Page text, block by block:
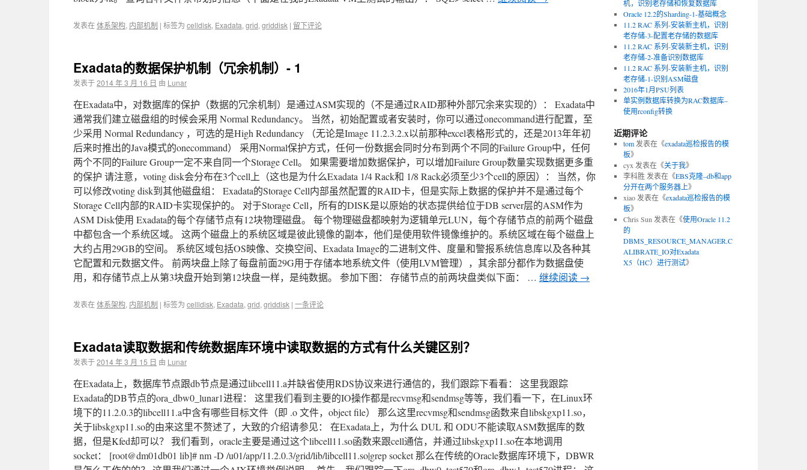
发表在体系架构, 内部机制 | 标签为 celldisk, Exadata, grid, griddisk | 留下评论
Exadata的数据保护机制（冗余机制）- 1
发表于2014 年 3 月 16 日 由 Lunar
在Exadata中，对数据库的保护（数据的冗余机制）是通过ASM实现的（不是通过RAID那种外部冗余来实现的）： Exadata中
通常我们建立磁盘组的时候会采用 Normal Redundancy。 当然，初始配置或者安装时，你可以通过onecommand进行配置，至
少采用 Normal Redundancy ，可选的是High Redundancy （无论是Image 11.2.3.2.x以前那种excel表格形式的，还是2013年年初
后来时推出的Java模式的onecommand） 采用Normal保护方式，任何一份数据会同时分布到两个不同的Failure Group中，任何
两个不同的Failure Group一定不来自同一个Storage Cell。 如果需要增加数据保护，可以增加Failure Group数量实现数据更多重
的保护 请注意，voting disk会分布在3个cell上（这也是为什么Exadata 1/4 Rack和 1/8 Rack必须至少3个cell的原因）： 当然，你
可以修改voting disk到其他磁盘组： Exadata的Storage Cell内部虽然配置的RAID卡，但是实际上数据的保护并不是通过每个
Storage Cell内部的RAID卡实现保护的。 对于Storage Cell，所有的DISK是以原始的状态提供给位于DB server层的ASM作为
ASM Disk使用 Exadata的每个存储节点有12块物理磁盘。 每个物理磁盘都映射为逻辑单元LUN，每个存储节点的前两个磁盘
中都包含一个系统区域。 这两个磁盘上的系统区域是彼此镜像的副本，他们是使用软件镜像维护的。系统区域在每个磁盘上
大约占用29GB的空间。 系统区域包括OS映像、交换空间、Exadata Image的二进制文件、度量和警报系统信息库以及各种其
它配置和元数据文件。 前两块盘上除了每盘前面29G用于存储本地系统文件（使用LVM管理），其余部分都作为数据盘使
用，和存储节点上从第3块盘开始到第12块盘一样，是纯数据。 参加下图： 存储节点的前两块盘类似下面： … 继续阅读 →
发表在体系架构, 内部机制 | 标签为 cellldisk, Exadata, grid, griddisk | 一条评论
Exadata读取数据和传统数据库环境中读取数据的方式有什么关键区别？
发表于2014 年 3 月 15 日 由 Lunar
在Exadata上，数据库节点跟db节点是通过libcell11.a并缺省使用RDS协议来进行通信的，我们跟踪下看看： 这里我跟踪
Exadata的DB节点的ora_dbw0_lunar1进程： 这里我们看到主要的IO操作都是recvmsg和sendmsg等等，我们看一下，在Linux环
境下的11.2.0.3的libcell11.a中含有哪些目标文件（即 .o 文件，object file） 那么这里recvmsg和sendmsg函数来自libskgxp11.so，
关于libskgxp11.so的由来这里不赘述了，大致的介绍请参见： 在Exadata上，为什么 DUL 和 ODU不能读取ASM数据库的数
据，但是Kfed却可以？ 我们看到，oracle主要是通过这个libcell11.so函数来跟cell通信，并通过libskgxp11.so在本地调用
socket： [root@dm01db01 lib]# nm -D /u01/app/11.2.0.3/grid/lib/libcell11.so|grep socket 那么在传统的Oracle数据库环境下，DBWR
机，识别老存储和恢复数据库
Oracle 12.2的Sharding-1-基础概念
11.2 RAC 系列-安装新主机，识别
老存储-3-配置老存储的数据库
11.2 RAC 系列-安装新主机，识别
老存储-2-准备识别数据库
11.2 RAC 系列-安装新主机，识别
老存储-1-识别ASM磁盘
2016年1月PSU列表
单实例数据库转换为RAC数据库–
使用rconfig转换
近期评论
tom发表在《exadata巡检报告的模
板》
cyx 发表在《关于我》
李科胜发表在《EBS克隆–db和app
分开在两个服务器上》
xiao发表在《exadata巡检报告的模
板》
Chris Sun 发表在《使用Oracle 11.2
的
DBMS_RESOURCE_MANAGER.C
ALIBRATE_IO对Exadata
X5（HC）进行测试》